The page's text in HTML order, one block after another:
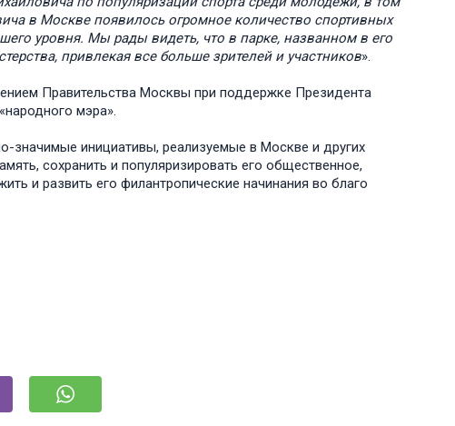
в Москве появилось огромное количество спортивных
уровня. Мы рады видеть, что в парке, названном в его
привлекая все больше зрителей и участников».
Правительства Москвы при поддержке Президента
мэра».
инициативы, реализуемые в Москве и других
сохранить и популяризировать его общественное,
и развить его филантропические начинания во благо